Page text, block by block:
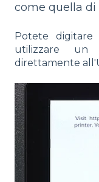
come quella di
Potete
utilizzare un
direttamente